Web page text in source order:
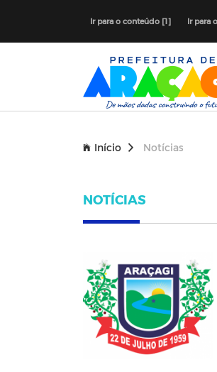
Ir para o conteúdo [1] Ir para
Início Notícias
NOTÍCIAS